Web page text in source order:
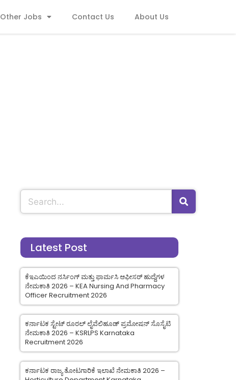
Other Jobs Contact Us About Us
Latest Post
ಕೆಇಎಯಿಂದ ನರ್ಸಿಂಗ್ ಮತ್ತು ಫಾರ್ಮಸಿ ಆಫೀಸರ್ ಹುದ್ದೆಗಳ
ನೇಮಕಾತಿ 2026 – KEA Nursing And Pharmacy
Officer Recruitment 2026
ಕರ್ನಾಟಕ ಸ್ಟೇಟ್ ರೂರಲ್ ಲೈವೆಲಿಹೂಡ್ ಪ್ರಮೋಷನ್ ಸೊಸೈಟಿ
ನೇಮಕಾತಿ 2026 – KSRLPS Karnataka
Recruitment 2026
ಕರ್ನಾಟಕ ರಾಜ್ಯ ತೋಟಗಾರಿಕೆ ಇಲಾಖೆ ನೇಮಕಾತಿ 2026 –